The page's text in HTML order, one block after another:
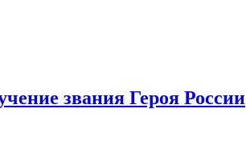
звания Героя России